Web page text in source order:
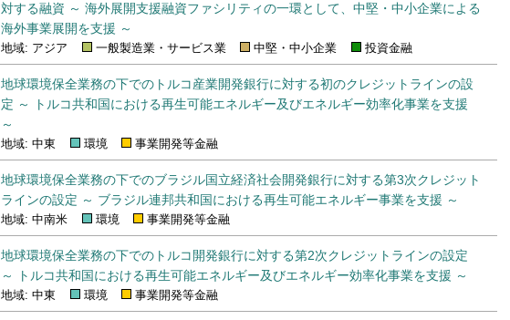
対する融資 ～ 海外展開支援融資ファシリティの一環として、中堅・中小企業による
海外事業展開を支援 ～
地域: アジア 一般製造業・サービス業 中堅・中小企業 投資金融
地球環境保全業務の下でのトルコ産業開発銀行に対する初のクレジットラインの設
定 ～ トルコ共和国における再生可能エネルギー及びエネルギー効率化事業を支援
～
地域: 中東 環境 事業開発等金融
地球環境保全業務の下でのブラジル国立経済社会開発銀行に対する第3次クレジット
ラインの設定 ～ ブラジル連邦共和国における再生可能エネルギー事業を支援 ～
地域: 中南米 環境 事業開発等金融
地球環境保全業務の下でのトルコ開発銀行に対する第2次クレジットラインの設定
～ トルコ共和国における再生可能エネルギー及びエネルギー効率化事業を支援 ～
地域: 中東 環境 事業開発等金融